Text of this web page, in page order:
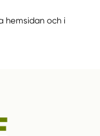
hemsidan och i